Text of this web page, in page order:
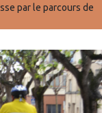
par le parcours de